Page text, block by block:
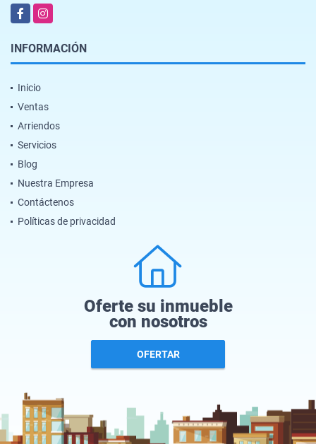
FacebookInstagram
INFORMACIÓN
Inicio
Ventas
Arriendos
Servicios
Blog
Nuestra Empresa
Contáctenos
Políticas de privacidad
Oferte su inmueble
con nosotros
OFERTAR